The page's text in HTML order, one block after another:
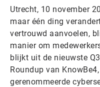
Utrecht, 10 november
maar één ding
vertrouwd aanvoelen,
manier om
blijkt uit de nieuwste
Roundup van
gerenommeerde